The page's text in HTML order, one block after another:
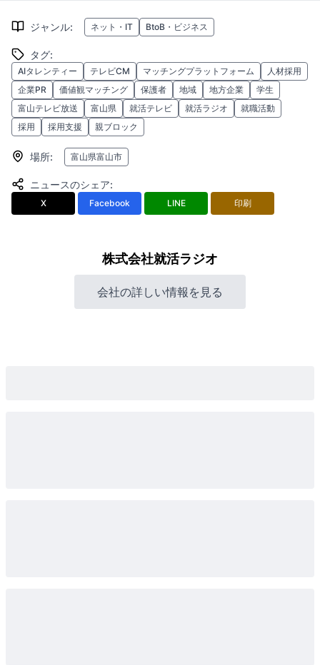
ジャンル: ネット・IT BtoB・ビジネス
タグ:
AIタレンティー テレビCM マッチングプラットフォーム
人材採用
企業PR
価値観マッチング 保護者 地域 地方企業
学生
富山テレビ放送
富山県 就活テレビ 就活ラジオ
就職活動
採用
採用支援 親ブロック
場所: 富山県富山市
ニュースのシェア:
X Facebook LINE 印刷
株式会社就活ラジオ
会社の詳しい情報を見る